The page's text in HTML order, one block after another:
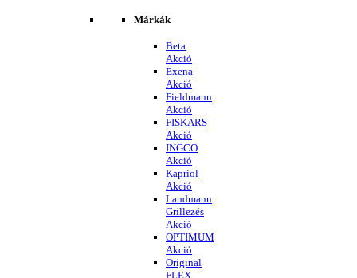
Márkák
Beta
Akció
Exena
Akció
Fieldmann
Akció
FISKARS
Akció
INGCO
Akció
Kapriol
Akció
Landmann
Grillezés
Akció
OPTIMUM
Akció
Original
FLEX